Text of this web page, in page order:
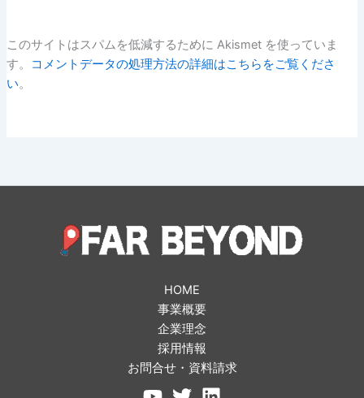
このサイトはスパムを低減するために Akismet を使っていま
す。
コメントデータの処理方法の詳細はこちらをご覧くださ
い。
HOME
事業概要
企業理念
採用情報
お問合せ・資料請求